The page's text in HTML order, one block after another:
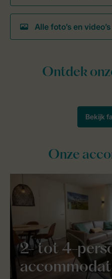
Alle foto’s en video’s
Onze
2- tot 4-